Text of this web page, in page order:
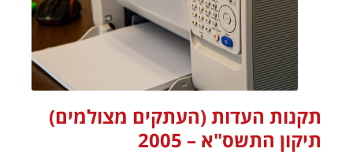
תקנות העדות (העתקים מצולמים)
תיקון התשס"א – 2005